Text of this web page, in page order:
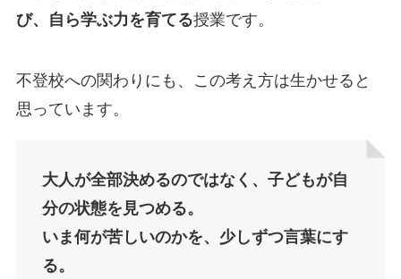
び、自ら学ぶ力を育てる授業です。
不登校への関わりにも、この考え方は生かせると
思っています。
大人が全部決めるのではなく、子どもが自
分の状態を見つめる。
いま何が苦しいのかを、少しずつ言葉にす
る。